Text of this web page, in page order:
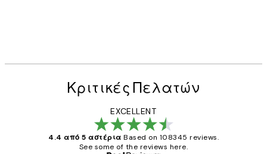
Κριτικές Πελατών
EXCELLENT
4.4 από 5 αστέρια Based on 108345 reviews.
See some of the reviews here.